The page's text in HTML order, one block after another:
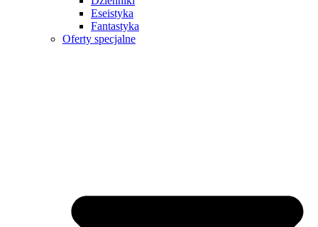
Eseistyka
Fantastyka
Oferty specjalne